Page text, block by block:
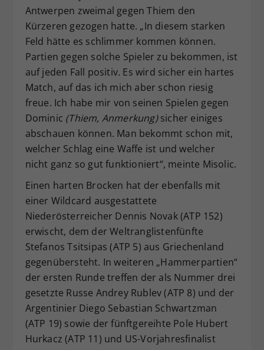
Antwerpen zweimal gegen Thiem den
Kürzeren gezogen hatte. „In diesem starken
Feld hätte es schlimmer kommen können.
Partien gegen solche Spieler zu bekommen, ist
auf jeden Fall positiv. Es wird sicher ein hartes
Match, auf das ich mich aber schon riesig
freue. Ich habe mir von seinen Spielen gegen
Dominic (Thiem, Anmerkung)sicher einiges
abschauen können. Man bekommt schon mit,
welcher Schlag eine Waffe ist und welcher
nicht ganz so gut funktioniert“, meinte Misolic.
Einen harten Brocken hat der ebenfalls mit
einer Wildcard ausgestattete
Niederösterreicher Dennis Novak (ATP 152)
erwischt, dem der Weltranglistenfünfte
Stefanos Tsitsipas (ATP 5) aus Griechenland
gegenübersteht. In weiteren „Hammerpartien“
der ersten Runde treffen der als Nummer drei
gesetzte Russe Andrey Rublev (ATP 8) und der
Argentinier Diego Sebastian Schwartzman
(ATP 19) sowie der fünftgereihte Pole Hubert
Hurkacz (ATP 11) und US-Vorjahresfinalist